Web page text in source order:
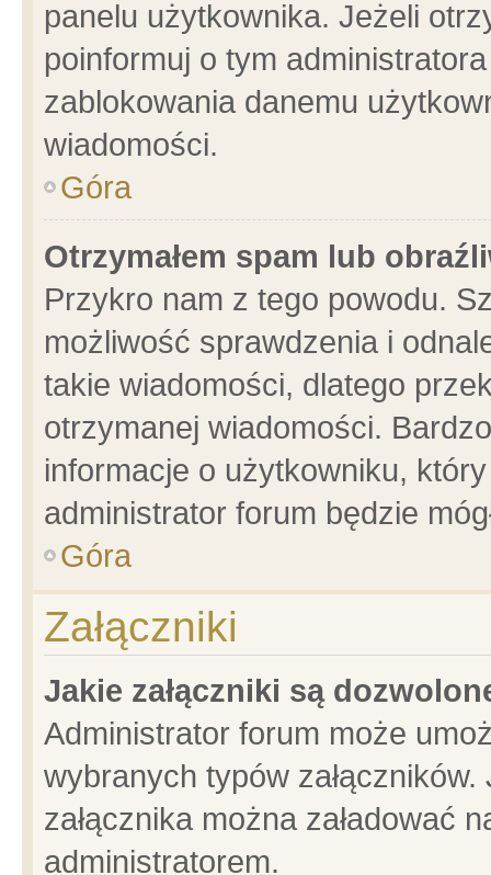
panelu użytkownika. Jeżeli
poinformuj o tym
zablokowania danemu
wiadomości.
Góra
Otrzymałem spam lub
Przykro nam z tego powodu.
możliwość sprawdzenia i
takie wiadomości, dlatego
otrzymanej wiadomości.
informacje o użytkowniku,
administrator forum będzie
Góra
Załączniki
Jakie załączniki są
Administrator forum może
wybranych typów
załącznika można załadować
administratorem.